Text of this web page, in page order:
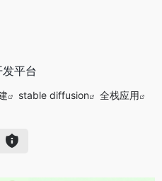
平台
stable diffusion
全栈应用